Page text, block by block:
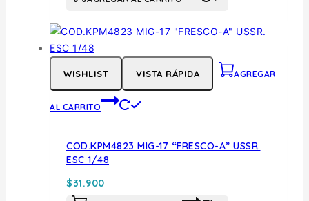
WISHLIST VISTA RÁPIDA AGREGAR
AL CARRITO
COD.KPM4823 MIG-17 “FRESCO-A” USSR.
ESC 1/48
$31.900